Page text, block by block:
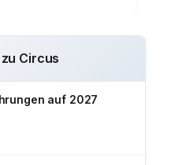
Circus
auf 2027